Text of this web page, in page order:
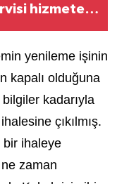
hizmete
yenileme işinin
kapalı olduğuna
bilgiler kadarıyla
çıkılmış.
bir ihaleye
zaman